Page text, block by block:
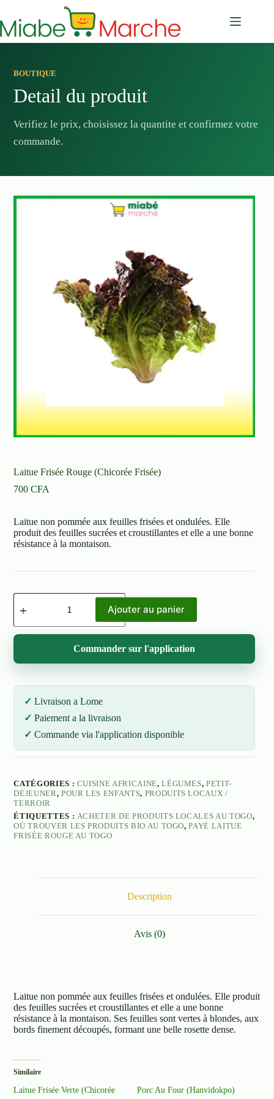
contenu
BOUTIQUE
Detail du produit
Verifiez le prix, choisissez la quantite et confirmez votre
commande.
Laitue Frisée Rouge (Chicorée Frisée)
700CFA
Laitue non pommée aux feuilles frisées et ondulées. Elle
produit des feuilles sucrées et croustillantes et elle a une bonne
résistance à la montaison.
quantité
de
Frisée
Rouge
Frisée)
Ajouter au panier
Commander sur l'application
Livraison a Lome
Paiement a la livraison
Commande via l'application disponible
CATÉGORIES : CUISINE AFRICAINE,LÉGUMES,PETIT-
DÉJEUNER, POUR LES ENFANTS, PRODUITS LOCAUX /
TERROIR
ÉTIQUETTES : ACHETER DE PRODUITS LOCALES AU TOGO,
OÙ TROUVER LES PRODUITS BIO AU TOGO,PAYÉ LAITUE
FRISÉE ROUGE AU TOGO
Description
Avis (0)
Laitue non pommée aux feuilles frisées et ondulées. Elle produit
des feuilles sucrées et croustillantes et elle a une bonne
résistance à la montaison. Ses feuilles sont vertes à blondes, aux
bords finement découpés, formant une belle rosette dense.
Similaire
Laitue Frisée Verte (Chicorée
Porc Au Four (Hanvidokpo)